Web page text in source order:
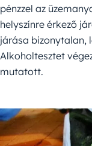
pénzzel az
helyszínre érkező
járása bizonytalan,
Alkoholtesztet
mutatott.